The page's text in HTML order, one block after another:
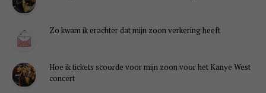
Zo kwam ik erachter dat mijn zoon verkering heeft
Hoe ik tickets scoorde voor mijn zoon voor het Kanye West
concert